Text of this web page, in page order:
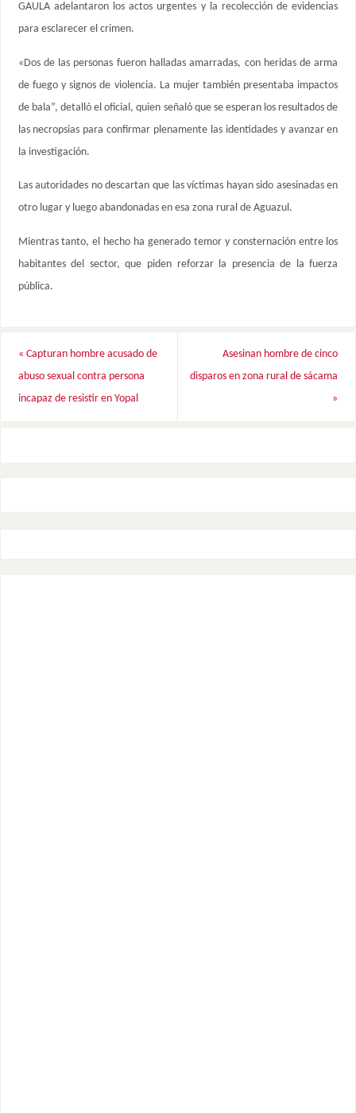
GAULA adelantaron los actos urgentes y la recolección de evidencias
para esclarecer el crimen.
«Dos de las personas fueron halladas amarradas, con heridas de arma
de fuego y signos de violencia. La mujer también presentaba impactos
de bala”, detalló el oficial, quien señaló que se esperan los resultados de
las necropsias para confirmar plenamente las identidades y avanzar en
la investigación.
Las autoridades no descartan que las víctimas hayan sido asesinadas en
otro lugar y luego abandonadas en esa zona rural de Aguazul.
Mientras tanto, el hecho ha generado temor y consternación entre los
habitantes del sector, que piden reforzar la presencia de la fuerza
pública.
« Capturan hombre acusado de
abuso sexual contra persona
incapaz de resistir en Yopal
Asesinan hombre de cinco
disparos en zona rural de sácama
»